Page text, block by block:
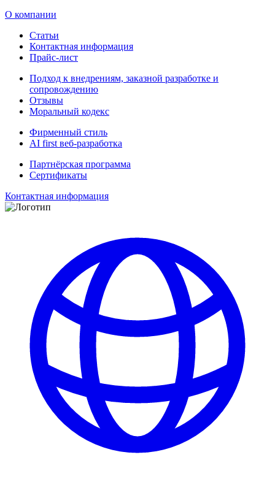
О компании
Статьи
Контактная информация
Прайс-лист
Подход к внедрениям, заказной разработке и
сопровождению
Отзывы
Моральный кодекс
Фирменный стиль
AI first веб-разработка
Партнёрская программа
Сертификаты
Контактная информация